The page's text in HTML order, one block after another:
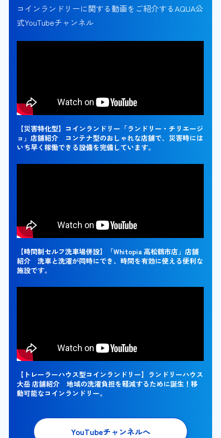
コインランドリーに関する動画をご紹介するAQUA公
式YouTubeチャンネル
【災害特化型】コインランドリー「ランドリー・チリエージ
ョ」店舗紹介 コンテナ型のおしゃれな店舗で、災害時には
いち早く稼働できる設備を完備しています。
【時間制セルフ洗車場併設】「Whitopia 高松鶴市店」店舗
紹介 洗車と洗濯が同時にでき、時間を有効に使える便利な
施設です。
【トレーラーハウス型コインランドリー】ランドリーハウス
大岳 店舗紹介 地域の洗濯負担を軽減するために誕生！移
動可能なコインランドリー。
YouTubeチャンネルへ